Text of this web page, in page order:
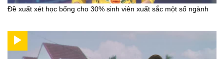
Đề xuất xét học bổng cho 30% sinh viên xuất sắc một số ngành